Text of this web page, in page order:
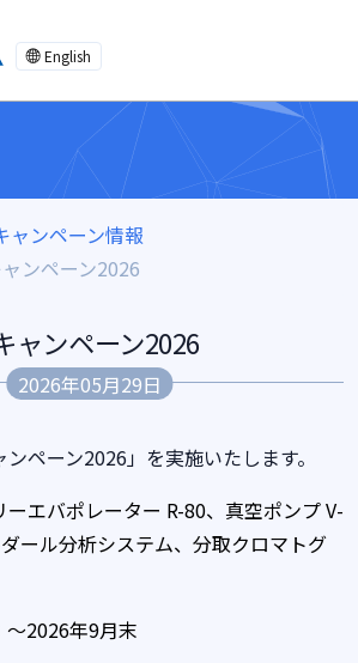
English
ャンペーン情報
ンペーン2026
ャンペーン2026
2026年05月29日
ンペーン2026」を実施いたします。
エバポレーター R-80、真空ポンプ V-
ール分析システム、分取クロマトグ
～2026年9月末